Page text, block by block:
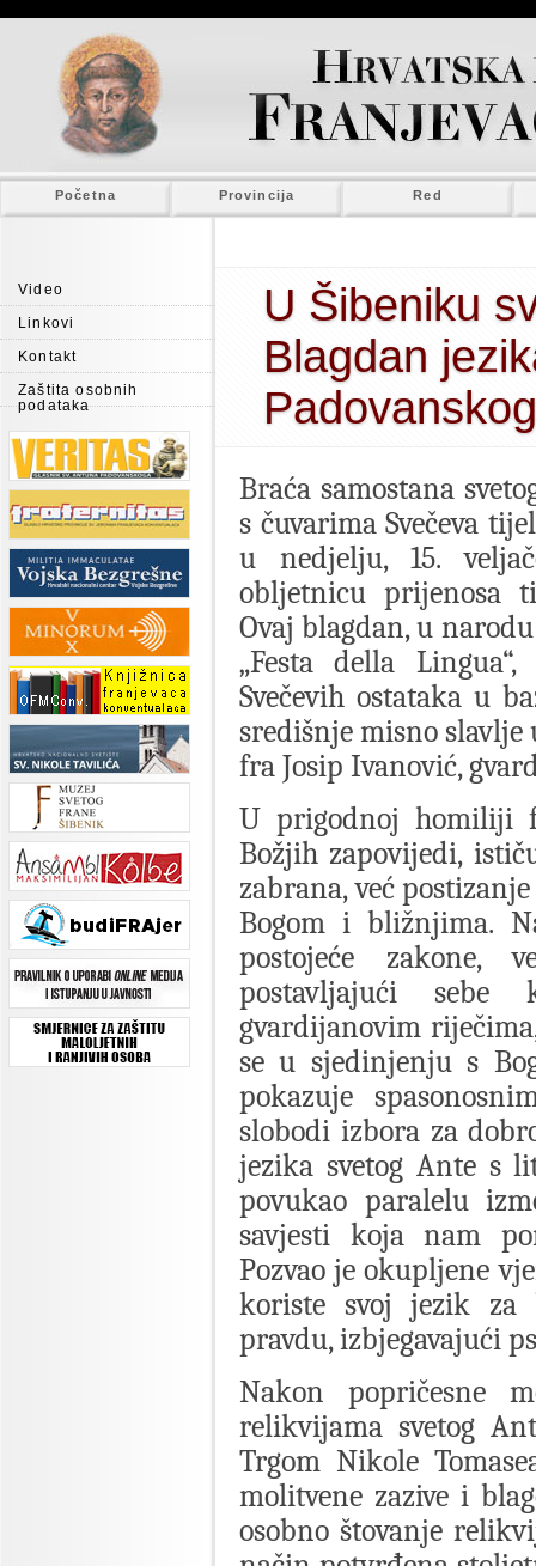
Početna Provincija Red
Video
Linkovi
Kontakt
Zaštita osobnih
podataka
U Šibeniku
Blagdan
Padovanskog
Braća samostana
s čuvarima Svečeva
u nedjelju, 15.
obljetnicu prijenosa
Ovaj blagdan, u
„Festa della
Svečevih ostataka u
središnje misno slavlje
fra Josip Ivanović,
U prigodnoj homiliji
Božjih zapovijedi,
zabrana, već
Bogom i bližnjima.
postojeće
postavljajući sebe
gvardijanovim
se u sjedinjenju s
pokazuje
slobodi izbora za
jezika svetog Ante s
povukao paralelu
savjesti koja nam
Pozvao je okupljene
koriste svoj jezik za
pravdu, izbjegavajući
Nakon popričesne
relikvijama svetog
Trgom Nikole
molitvene zazive i
osobno štovanje